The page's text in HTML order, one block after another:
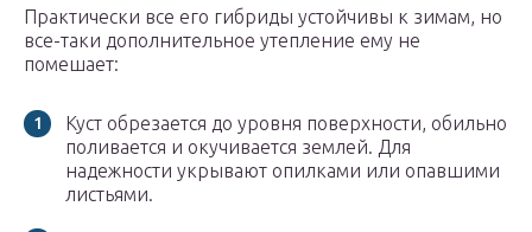
Практически все его гибриды устойчивы к зимам, но
все-таки дополнительное утепление ему не
помешает:
Куст обрезается до уровня поверхности, обильно
поливается и окучивается землей. Для
надежности укрывают опилками или опавшими
листьями.